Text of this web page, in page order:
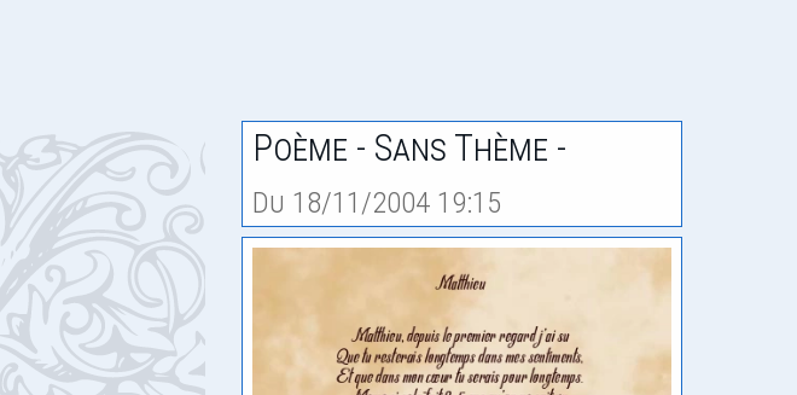
Poème - Sans Thème -
Du 18/11/2004 19:15